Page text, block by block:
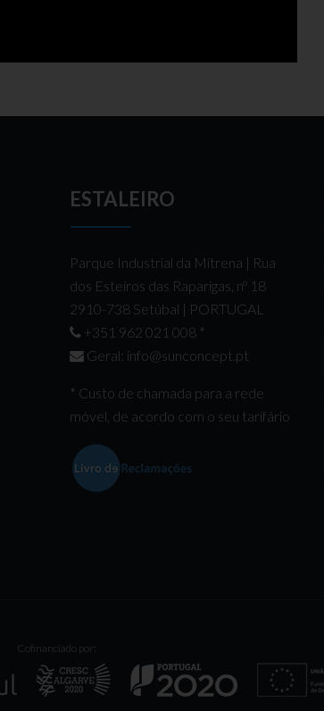
ESTALEIRO
Parque Industrial da Mitrena | Rua
dos Esteiros das Raparigas, nº 18
2910-738 Setúbal | PORTUGAL
+351 962 021 008 *
Geral: info@sunconcept.pt
* Custo de chamada para a rede
móvel, de acordo com o seu tarifário
Cofinanciado por: